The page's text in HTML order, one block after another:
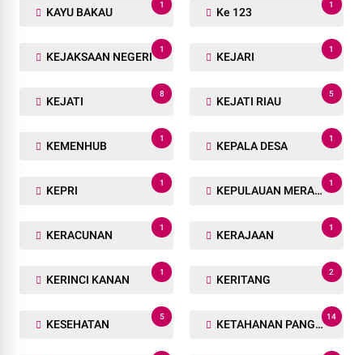
KAYU BAKAU
1
Ke 123
1
KEJAKSAAN NEGERI
1
KEJARI
1
KEJATI
8
KEJATI RIAU
5
KEMENHUB
1
KEPALA DESA
1
KEPRI
1
KEPULAUAN MERANTI
1
KERACUNAN
1
KERAJAAN
1
KERINCI KANAN
1
KERITANG
2
KESEHATAN
5
KETAHANAN PANGAN
14